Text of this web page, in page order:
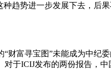
趋势进一步发展下去，后果
财富寻宝图”未能成为中纪
于ICIJ发布的两份报告，中